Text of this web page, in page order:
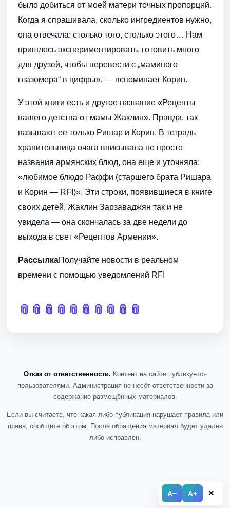
A− A+ ×
было добиться от моей матери точных пропорций.
Когда я спрашивала, сколько ингредиентов нужно,
она отвечала: столько того, столько этого… Нам
пришлось экспериментировать, готовить много
для друзей, чтобы перевести с „маминого
глазомера“ в цифры», — вспоминает Корин.
У этой книги есть и другое название «Рецепты
нашего детства от мамы Жаклин». Правда, так
называют ее только Ришар и Корин. В тетрадь
хранительница очага вписывала не просто
названия армянских блюд, она еще и уточняла:
«любимое блюдо Раффи (старшего брата Ришара
и Корин — RFI)». Эти строки, появившиеся в книге
своих детей, Жаклин Зарзаваджян так и не
увидела — она скончалась за две недели до
выхода в свет «Рецептов Армении».
РассылкаПолучайте новости в реальном
времени с помощью уведомлений RFI
📎 📎 📎 📎 📎 📎 📎 📎 📎 📎
Отказ от ответственности. Контент на сайте публикуется
пользователями. Администрация не несёт ответственности за
содержание размещённых материалов.
Если вы считаете, что какая-либо публикация нарушает правила или
права, сообщите об этом. После обращения материал будет удалён
либо исправлен.